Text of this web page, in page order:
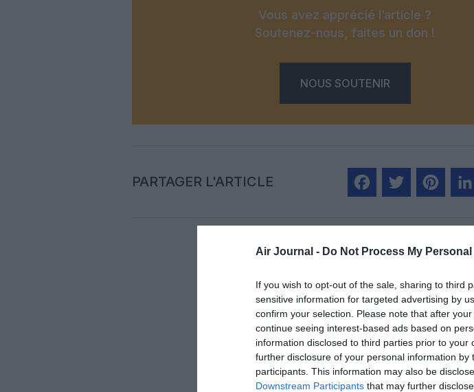
Air Journal - Do Not Process My
If you wish to opt-out of the sale, sharing to third
sensitive information for targeted advertising by
confirm your selection. Please note that after
continue seeing interest-based ads based on
information disclosed to third parties prior to
further disclosure of your personal information by
participants. This information may also be
Downstream Participants that may further
Vous avez apprécié l’article ?
Soutenez-nous, faites un don !
NOUS SOUTENIR
PARTAGER L'ARTICLE
LAISSER UN COMMENTAIRE